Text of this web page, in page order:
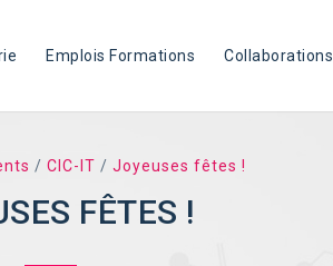
Emplois Formations Collaborations
/ CIC-IT / Joyeuses fêtes !
FÊTES !